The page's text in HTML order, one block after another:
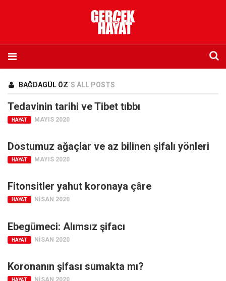
Künye
Abone olmak istiyorum
Satış noktası listesi
Eksik sayıların temini
Sosyal Medya
Facebook
YouTube
BAĞDAGÜL ÖZ`S ALL POSTS
Tedavinin tarihi ve Tibet tıbbı
HAYAT MAYIS 2020
Dostumuz ağaçlar ve az bilinen şifalı yönleri
HAYAT MAYIS 2020
Fitonsitler yahut koronaya çâre
HAYAT NISAN 2020
Ebegümeci: Alımsız şifacı
HAYAT NISAN 2020
Koronanın şifası sumakta mı?
HAYAT NISAN 2020